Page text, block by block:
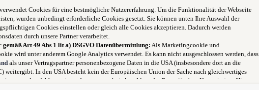
Cookies für eine bestmögliche Nutzererfahrung. Um die Funktionalität der Webseite
wurden unbedingt erforderliche Cookies gesetzt. Sie können unten Ihre Auswahl der
Cookies einstellen oder gleich alle Cookies akzeptieren. Dadurch werden
durch unsere Partner verarbeitet.
gemäß Art 49 Abs 1 lit a) DSGVO Datenübermittlung: Als Marketingcookie und
wird unter anderem Google Analytics verwendet. Es kann nicht ausgeschlossen werden, dass
als unser Vertragspartner personenbezogene Daten in die USA (insbesondere dort an die
weitergibt. In den USA besteht kein der Europäischen Union der Sache nach gleichwertiges
und es fehlt an einem Angemessenheitsbeschluss der Europäischen Kommission. Hieraus